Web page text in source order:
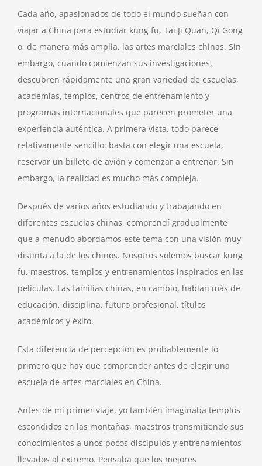
Cada año, apasionados de todo el mundo sueñan con
viajar a China para estudiar kung fu, Tai Ji Quan, Qi Gong
o, de manera más amplia, las artes marciales chinas. Sin
embargo, cuando comienzan sus investigaciones,
descubren rápidamente una gran variedad de escuelas,
academias, templos, centros de entrenamiento y
programas internacionales que parecen prometer una
experiencia auténtica. A primera vista, todo parece
relativamente sencillo: basta con elegir una escuela,
reservar un billete de avión y comenzar a entrenar. Sin
embargo, la realidad es mucho más compleja.
Después de varios años estudiando y trabajando en
diferentes escuelas chinas, comprendí gradualmente
que a menudo abordamos este tema con una visión muy
distinta a la de los chinos. Nosotros solemos buscar kung
fu, maestros, templos y entrenamientos inspirados en las
películas. Las familias chinas, en cambio, hablan más de
educación, disciplina, futuro profesional, títulos
académicos y éxito.
Esta diferencia de percepción es probablemente lo
primero que hay que comprender antes de elegir una
escuela de artes marciales en China.
Antes de mi primer viaje, yo también imaginaba templos
escondidos en las montañas, maestros transmitiendo sus
conocimientos a unos pocos discípulos y entrenamientos
llevados al extremo. Pensaba que los mejores